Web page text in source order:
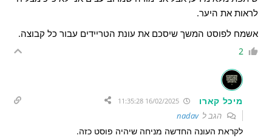
לראות את היער.
אשמח לפוסט המשך שיסכם את עונת הטריידים עבור כל קבוצה.
2
מיכל קארו
הגב לnadav
לקראת העונה החדשה מניחה שיהיה פוסט כזה.